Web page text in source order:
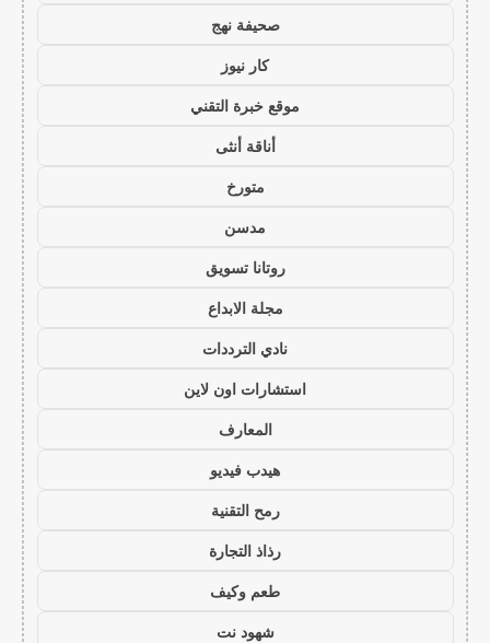
صحيفة نهج
كار نيوز
موقع خبرة التقني
أناقة أنثى
متورخ
مدسن
روتانا تسويق
مجلة الابداع
نادي الترددات
استشارات اون لاين
المعارف
هيدب فيديو
رمح التقنية
رذاذ التجارة
طعم وكيف
شهود نت